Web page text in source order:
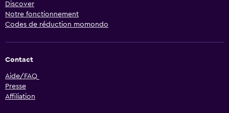
Discover
Notre fonctionnement
Codes de réduction momondo
Contact
Aide/FAQ
Presse
Affiliation